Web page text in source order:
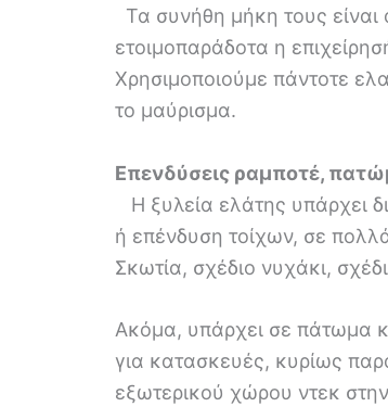
Τα συνήθη μήκη τους
ετοιμοπαράδοτα η
Χρησιμοποιούμε πάντοτε
το μαύρισμα.
Επενδύσεις ραμποτέ,
Η ξυλεία ελάτης υπάρχει
ή επένδυση τοίχων, σε
Σκωτία, σχέδιο νυχάκι,
Ακόμα, υπάρχει σε πάτωμα
για κατασκευές, κυρίως
εξωτερικού χώρου ντεκ